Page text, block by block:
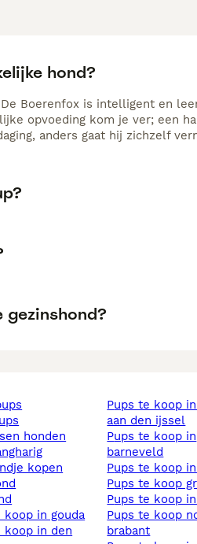
hond?
Boerenfox is intelligent en
opvoeding kom je ver; een
anders gaat hij zichzelf
gezinshond?
honden
kopen
koop in gouda
pups te koop in capelle
aan den ijssel
pups te koop in
barneveld
pups te koop
pups te koop
pups te koop
pups te koop noord
brabant